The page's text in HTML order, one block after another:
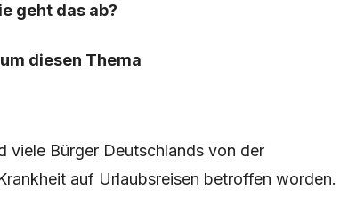
geht das ab?
diesen Thema
viele Bürger Deutschlands von der
auf Urlaubsreisen betroffen worden.